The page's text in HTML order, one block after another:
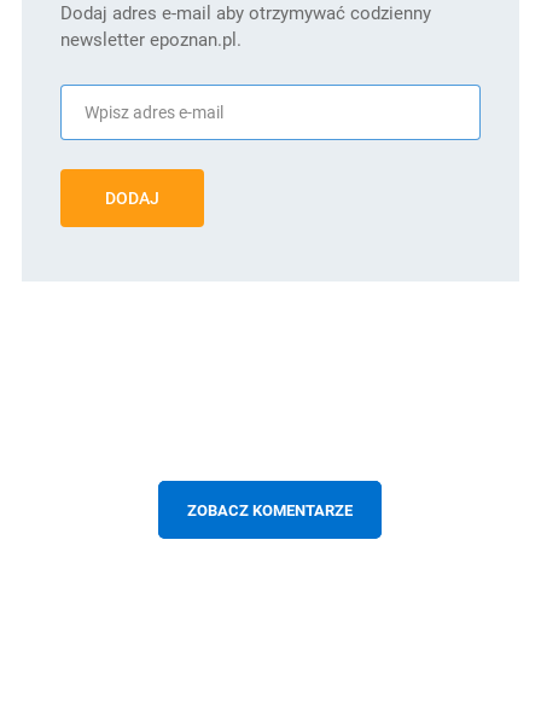
Dodaj adres e-mail aby otrzymywać codzienny
newsletter epoznan.pl.
DODAJ
ZOBACZ KOMENTARZE